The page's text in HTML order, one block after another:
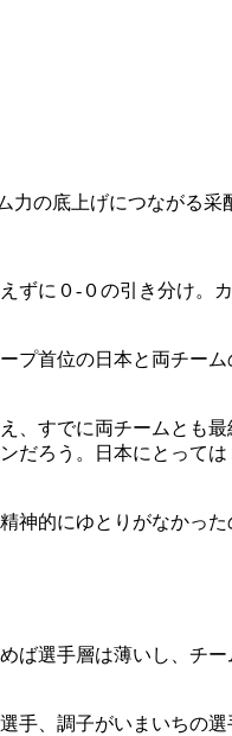
力の底上げにつながる采
ずに０‐０の引き分け。
プ首位の日本と両チー
、すでに両チームとも
だろう。日本にとって
神的にゆとりがなかっ
ば選手層は薄いし、チ
手、調子がいまいちの